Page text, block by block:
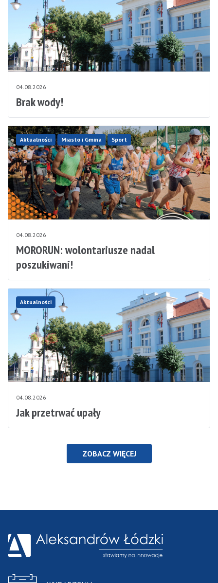
04.08.2026
Brak wody!
Aktualności Miasto i Gmina Sport
04.08.2026
MORORUN: wolontariusze nadal
poszukiwani!
Aktualności
04.08.2026
Jak przetrwać upały
ZOBACZ WIĘCEJ